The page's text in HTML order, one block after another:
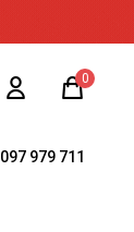
097 979 711
0